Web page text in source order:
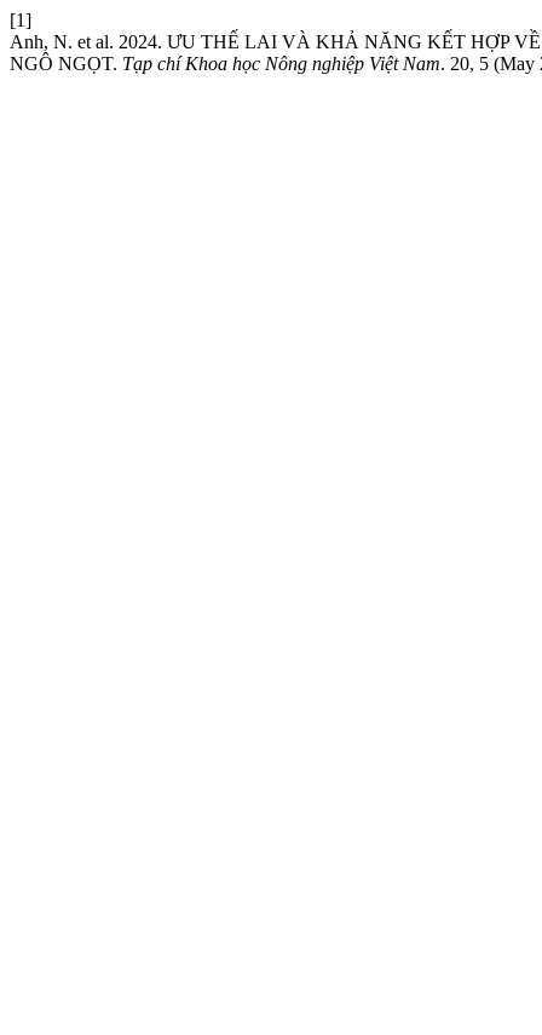
[1]
Anh, N. et al. 2024. ƯU THẾ LAI VÀ KHẢ NĂNG KẾT HỢP
NGÔ NGỌT. Tạp chí Khoa học Nông nghiệp Việt Nam. 20, 5 (May